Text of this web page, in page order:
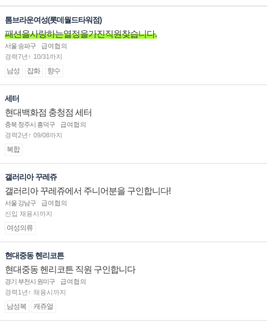
톰브라운여성(롯데월드타워점)
패션을사랑하는열정을가진직원찾습니다.
서울 송파구
급여협의
경력7년↑ 10/31까지
남성 잡화 향수
세터
현대백화점 충청점 세터
충북 청주시 흥덕구
급여협의
경력2년↑ 09/08까지
복합
갤러리아 꾸레쥬
갤러리아 꾸레쥬에서 주니어분을 구인합니다!
서울 강남구
급여협의
신입 채용시까지
여성의류
현대중동 헨리코튼
현대중동 헨리코튼 직원 구인합니다
경기 부천시 원미구
급여협의
경력1년↑ 채용시까지
남성복 캐쥬얼